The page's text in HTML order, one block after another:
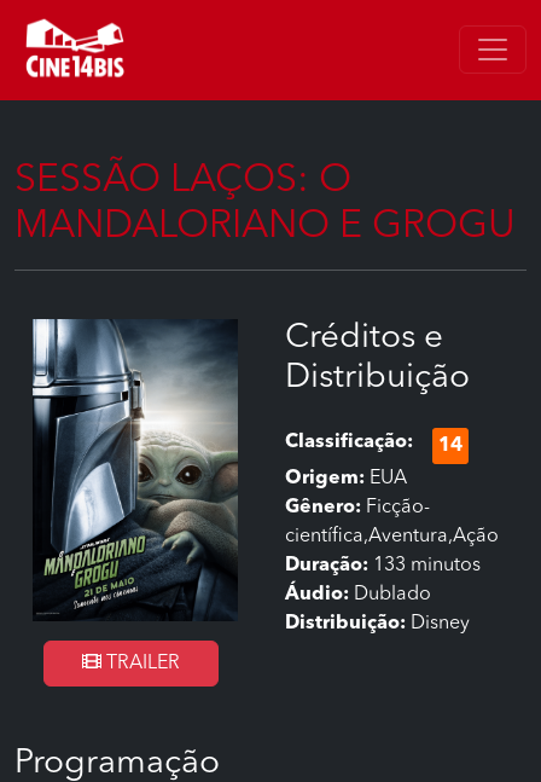
SESSÃO LAÇOS: O
MANDALORIANO E GROGU
TRAILER
Créditos e
Distribuição
Classificação:
14
Origem: EUA
Gênero: Ficção-
científica,Aventura,Ação
Duração: 133 minutos
Áudio: Dublado
Distribuição: Disney
Programação